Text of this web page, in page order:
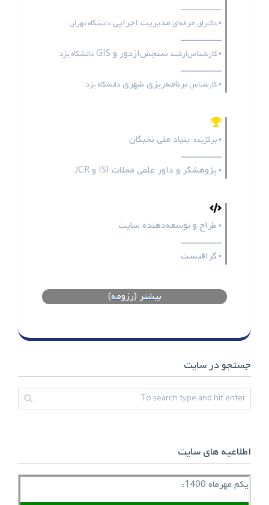
ـــــــــــــــــ
• دکترای حرفه‌ای مدیریت اجرایی دانشگاه تهران
ـــــــــــــــــ
• کارشـناس‌ارشـد سنجش‌ازدور و GIS دانشگاه یزد
ـــــــــــــــــ
• کارشناس برنامه‌ریزی شهری دانشگاه یزد
• برگزیده بنیاد ملی نخبگان
ـــــــــــــــــ
• پژوهشگر و داور علمی مجلات ISI وJCR
• طراح و توسعه‌دهنده سایت
ـــــــــــــــــ
• گرافیست
بیشتر (رزومه)
جستجو در سایت
اطلاعیه های سایت
یکم مهرماه 1400: